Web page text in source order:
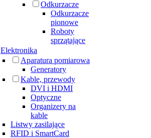
Odkurzacze
Odkurzacze
pionowe
Roboty
sprzątające
Elektronika
Aparatura pomiarowa
Generatory
Kable, przewody
DVI i HDMI
Optyczne
Organizery na
kable
Listwy zasilające
RFID i SmartCard